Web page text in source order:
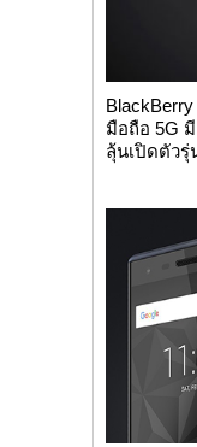
มือถือ 5G
ลุ้นเปิดตัว